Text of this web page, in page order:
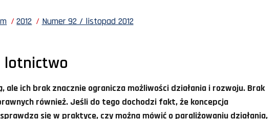
2012 Numer 92 / listopad 2012
lotnictwo
ale ich brak znacznie ogranicza możliwości działania i rozwoju. Brak
również. Jeśli do tego dochodzi fakt, że koncepcja
się w praktyce, czy można mówić o paraliżowaniu działania,